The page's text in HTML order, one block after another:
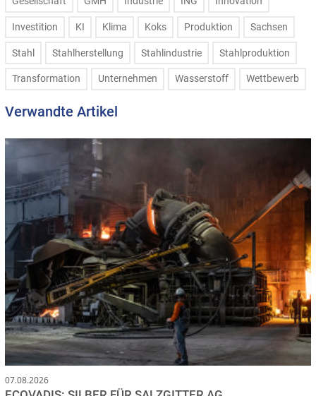
Investition KI Klima Koks Produktion Sachsen
Stahl Stahlherstellung Stahlindustrie Stahlproduktion
Transformation Unternehmen Wasserstoff Wettbewerb
Verwandte Artikel
07.08.2026